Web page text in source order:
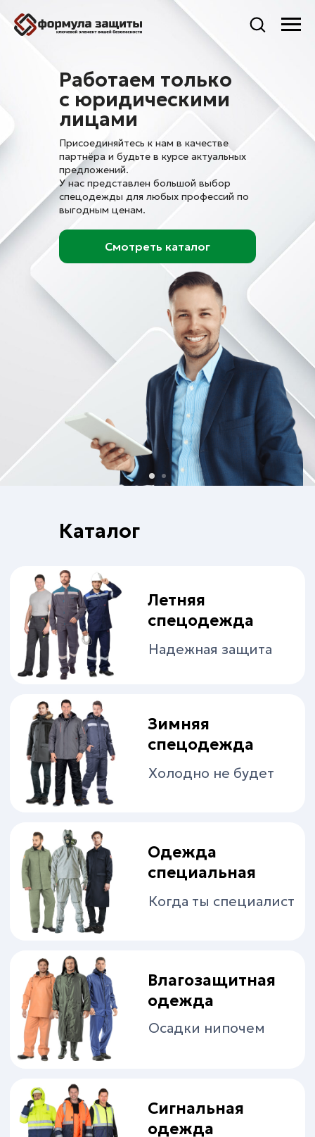
Работаем только
с юридическими
лицами
Присоединяйтесь к нам в качестве
партнёра и будьте в курсе актуальных
предложений.
У нас представлен большой выбор
спецодежды для любых профессий по
выгодным ценам.
Смотреть каталог
Каталог
Выглядеть серьезно
Для сферы
обслуживания
Надежная защита
Медицинская
одежда
Здоровье под
Сигнальная
одежда
одежда
Осадки нипочем
Одежда
специальная
Когда ты специалист
спецодежда
Летняя
спецодежда
Надежная защита